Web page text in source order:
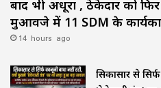
बाद भी अधूरा , ठेकेदार को
मुआवजे में 11 SDM के
14 hours ago
सिकासार से